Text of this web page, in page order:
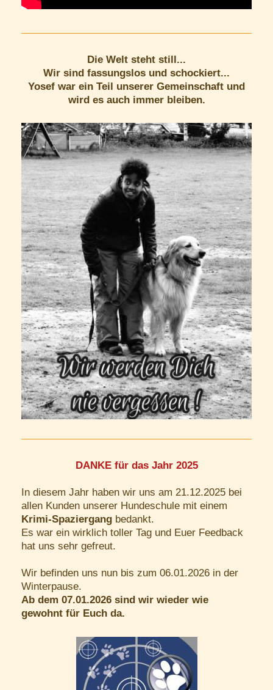
Die Welt steht still...
Wir sind fassungslos und schockiert...
Yosef war ein Teil unserer Gemeinschaft und
wird es auch immer bleiben.
DANKE für das Jahr 2025
In diesem Jahr haben wir uns am 21.12.2025 bei
allen Kunden unserer Hundeschule mit einem
Krimi-Spaziergang bedankt.
Es war ein wirklich toller Tag und Euer Feedback
hat uns sehr gefreut.
Wir befinden uns nun bis zum 06.01.2026 in der
Winterpause.
Ab dem 07.01.2026 sind wir wieder wie
gewohnt für Euch da.